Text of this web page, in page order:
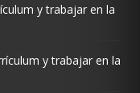
y trabajar en la
y trabajar en la